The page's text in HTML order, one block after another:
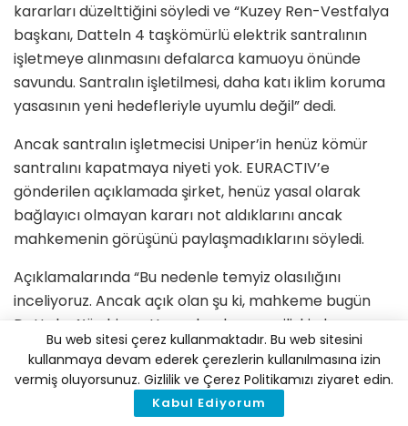
kararları düzelttiğini söyledi ve “Kuzey Ren-Vestfalya
başkanı, Datteln 4 taşkömürlü elektrik santralının
işletmeye alınmasını defalarca kamuoyu önünde
savundu. Santralın işletilmesi, daha katı iklim koruma
yasasının yeni hedefleriyle uyumlu değil” dedi.
Ancak santralın işletmecisi Uniper’in henüz kömür
santralını kapatmaya niyeti yok. EURACTIV’e
gönderilen açıklamada şirket, henüz yasal olarak
bağlayıcı olmayan kararı not aldıklarını ancak
mahkemenin görüşünü paylaşmadıklarını söyledi.
Açıklamalarında “Bu nedenle temyiz olasılığını
inceliyoruz. Ancak açık olan şu ki, mahkeme bugün
Datteln 4’ün hizmetten çıkarılmasına ilişkin karar
vermedi, sadece planlama yasasının resmi yönlerine
ilişkin karar verdi. Uniper, santral için verilen iznin hâlâ
yasal olduğu görüşünde. Datteln 4, güvenilir bir
şekilde çalışmaya ve müşterilerimize yüksek verimli
Bu web sitesi çerez kullanmaktadır. Bu web sitesini
kullanmaya devam ederek çerezlerin kullanılmasına izin
vermiş oluyorsunuz. Gizlilik ve Çerez Politikamızı ziyaret edin.
Kabul Ediyorum